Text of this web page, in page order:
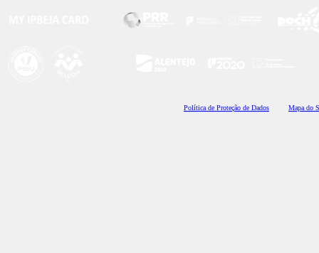
Política de Proteção de Dados Mapa do